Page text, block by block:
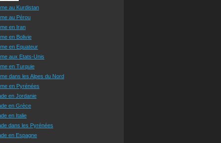
au Kurdistan
au Pérou
en Iran
en Bolivie
en Equateur
aux Etats-Unis
en Turquie
dans les Alpes du Nord
en Pyrénées
en Jordanie
en Grèce
en Italie
dans les Pyrénées
en Espagne